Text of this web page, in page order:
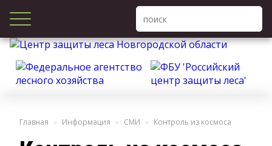
Главная Информация СМИ Контроль из космоса